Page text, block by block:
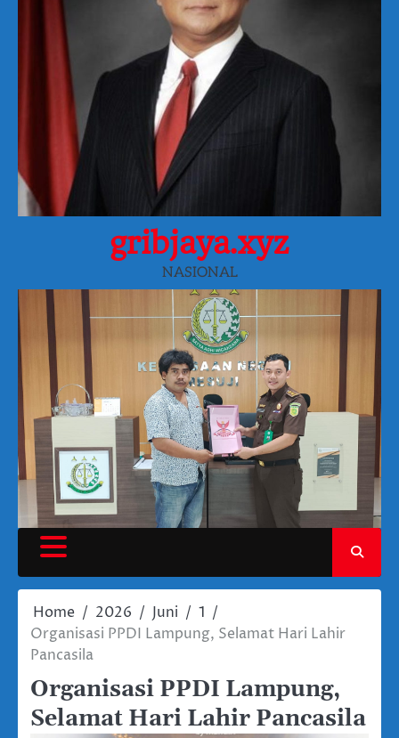
gribjaya.xyz
NASIONAL
Home 2026 Juni
1
Organisasi PPDI Lampung, Selamat Hari Lahir
Pancasila
Organisasi PPDI Lampung,
Selamat Hari Lahir Pancasila